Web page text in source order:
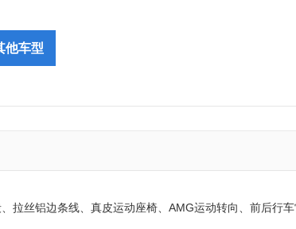
他车型
拉丝铝边条线、真皮运动座椅、AMG运动转向、前后行